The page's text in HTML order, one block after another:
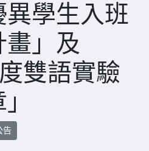
學生入班
」及
雙語實驗
告